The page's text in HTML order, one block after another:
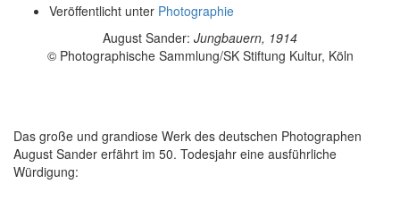
Veröffentlicht unter Photographie
August Sander: Jungbauern, 1914
© Photographische Sammlung/SK Stiftung Kultur, Köln
Das große und grandiose Werk des deutschen Photographen
August Sander erfährt im 50. Todesjahr eine ausführliche
Würdigung: